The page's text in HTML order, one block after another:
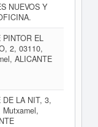
NUEVOS Y
PINTOR EL
2, 03110,
ALICANTE
DE LA NIT, 3,
Mutxamel,